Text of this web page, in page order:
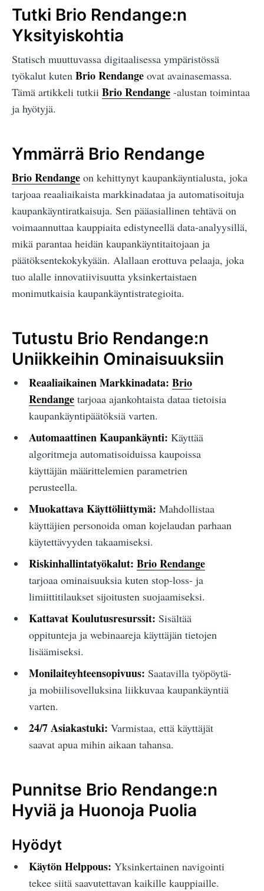
Tutki Brio Rendange:n
Yksityiskohtia
Statisch muuttuvassa digitaalisessa ympäristössä
työkalut kuten Brio Rendange ovat avainasemassa.
Tämä artikkeli tutkii Brio Rendange -alustan toimintaa
ja hyötyjä.
Ymmärrä Brio Rendange
Brio Rendange on kehittynyt kaupankäyntialusta, joka
tarjoaa reaaliaikaista markkinadataa ja automatisoituja
kaupankäyntiratkaisuja. Sen pääasiallinen tehtävä on
voimaannuttaa kauppiaita edistyneellä data-analyysillä,
mikä parantaa heidän kaupankäyntitaitojaan ja
päätöksentekokykyään. Alallaan erottuva pelaaja, joka
tuo alalle innovatiivisuutta yksinkertaistaen
monimutkaisia kaupankäyntistrategioita.
Tutustu Brio Rendange:n
Uniikkeihin Ominaisuuksiin
Reaaliaikainen Markkinadata: Brio
Rendangetarjoaa ajankohtaista dataa tietoisia
kaupankäyntipäätöksiä varten.
Automaattinen Kaupankäynti: Käyttää
algoritmeja automatisoiduissa kaupoissa
käyttäjän määrittelemien parametrien
perusteella.
Muokattava Käyttöliittymä: Mahdollistaa
käyttäjien personoida oman kojelaudan parhaan
käytettävyyden takaamiseksi.
Riskinhallintatyökalut: Brio Rendange
tarjoaa ominaisuuksia kuten stop-loss- ja
limiittitilaukset sijoitusten suojaamiseksi.
Kattavat Koulutusresurssit: Sisältää
oppitunteja ja webinaareja käyttäjän tietojen
lisäämiseksi.
Monilaiteyhteensopivuus: Saatavilla työpöytä-
ja mobiilisovelluksina liikkuvaa kaupankäyntiä
varten.
24/7 Asiakastuki: Varmistaa, että käyttäjät
saavat apua mihin aikaan tahansa.
Punnitse Brio Rendange:n
Hyviä ja Huonoja Puolia
Hyödyt
Käytön Helppous: Yksinkertainen navigointi
tekee siitä saavutettavan kaikille kauppiaille.